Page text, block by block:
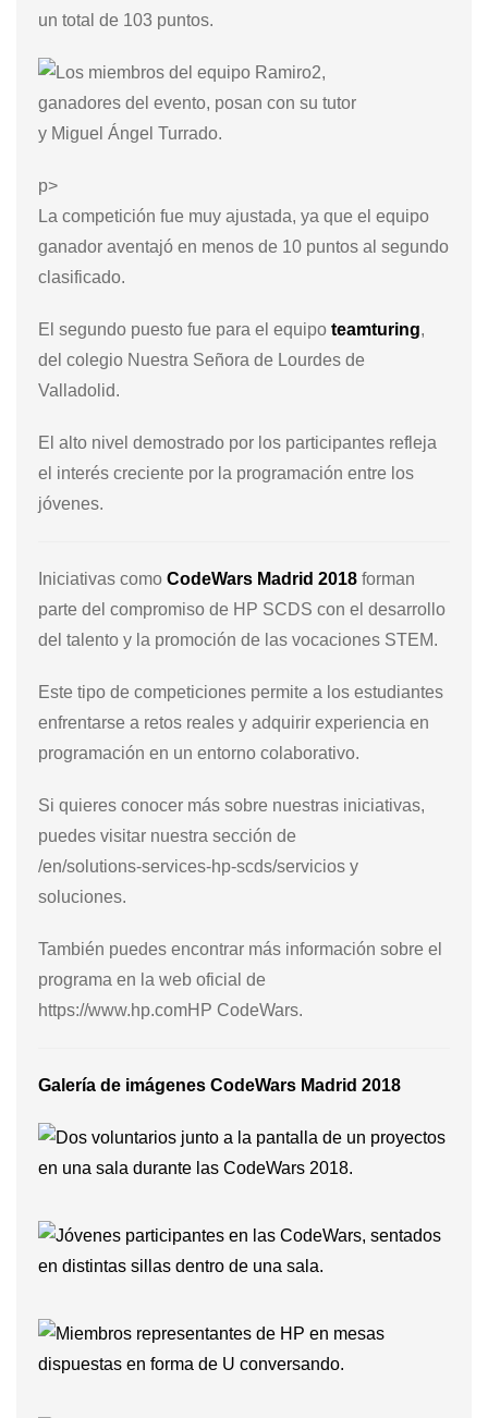
un total de 103 puntos.
p>
La competición fue muy ajustada, ya que el equipo
ganador aventajó en menos de 10 puntos al segundo
clasificado.
El segundo puesto fue para el equipo teamturing,
del colegio Nuestra Señora de Lourdes de
Valladolid.
El alto nivel demostrado por los participantes refleja
el interés creciente por la programación entre los
jóvenes.
Iniciativas como CodeWars Madrid 2018 forman
parte del compromiso de HP SCDS con el desarrollo
del talento y la promoción de las vocaciones STEM.
Este tipo de competiciones permite a los estudiantes
enfrentarse a retos reales y adquirir experiencia en
programación en un entorno colaborativo.
Si quieres conocer más sobre nuestras iniciativas,
puedes visitar nuestra sección de
/en/solutions-services-hp-scds/servicios y
soluciones.
También puedes encontrar más información sobre el
programa en la web oficial de
https://www.hp.comHP CodeWars.
Galería de imágenes CodeWars Madrid 2018